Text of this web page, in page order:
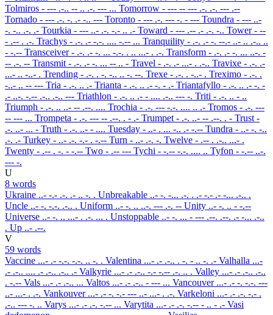
Tolmiros - --- .-.. -- .. .-. --- ... Tomorrow - --- -- --- .-. .-. --- .--
Tornado - --- .-. -. .- -.. --- Toronto - --- .-. --- -. - --- Toundra - --- ..-
-. -.. .-. .- Tourkia - --- ..- .-. -.- .. .- Toward - --- .-- .- .-. -.. Tower- --
- .-- . .-. Trachys - .-. .- -.-. .... -.-- ... Tranquility - .-. .- -. --.- ..- .. .-.. ..
- -.-- Transceiver- .-. .- -. ... -.-. . .. ...- . .-. Transform - .-. .- -. ... ..-. -
-- .-. -- Transmit - .-. .- -. ... -- .. - Travel - .-. .- ...- . .-.. Travixe - .-. .-
...- .. -..- . Trending - .-. . -. -.. .. -. --. Trexe - .-. . -..- . Treximo - .-. .
-..- .. -- --- Tria - .-. .. .- Trianta - .-. .. .- -. - .- Triantafyllo - .-. .. .- -. -
.- ..-. -.-- .-.. .-.. --- Triathlon - .-. .. .- - .... .-.. --- -. Triti - .-. .. - ..
Triumph - .-. .. ..- -- .--. .... Trochia - .-. --- -.-. .... .. .- Tromos - .-. ---
-- --- ... Trompeta - .-. --- -- .--. . - .- Trumpet - .-. ..- -- .--. . - Trust -
.-. ..- ... - Truth - .-. ..- - .... Tuesday - ..- . ... -.. .- -.-- Tundra - ..- -. -..
.-. .- Turkey - ..- .-. -.- . -.-- Turn - ..- .-. -. Twelve - .-- . .-.. ...- .
Twenty - .-- . -. - -.-- Two - .-- --- Tychi - -.-- -.-. .... .. Tyfon - -.-- ..-.
--- -.
U
8 words
Ukraine ..- -.- .-. .- .. -. . Unbreakable ..- -. -... .-. . .- -.- .- -... .-.. .
Uncle ..- -. -.-. .-.. . Uniform ..- -. .. ..-. --- .-. -- Unity ..- -. .. - -.--
Universe ..- -. .. ...- . .-. ... . Unstoppable ..- -. ... - --- .--. .--. .- -... .-..
. Up ..- .--.
V
59 words
Vaccine ...- .- -.-. -.-. .. -. . Valentina ...- .- .-.. . -. - .. -. .- Valhalla ...-
.- .-.. .... .- .-.. .-.. .- Valkyrie ...- .- .-.. -.- -.-- .-. .. . Valley ...- .- .-.. .-..
. -.-- Vals ...- .- .-.. ... Valtos ...- .- .-.. - --- ... Vancouver ...- .- -. -.-. ---
..- ...- . .-. Vankouver ...- .- -. -.- --- ..- ...- . .-. Varkeloni ...- .- .-. -.- .
.-.. --- -. .. Varys ...- .- .-. -.-- ... Varytita ...- .- .-. -.-- - .. - .- Vasi